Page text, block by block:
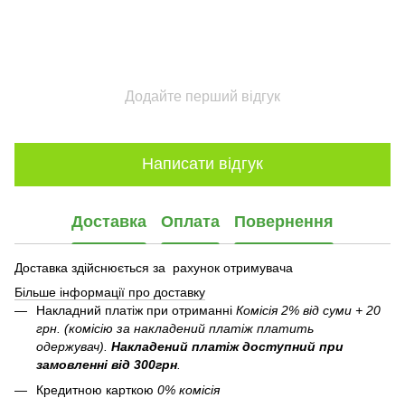
Додайте перший відгук
Написати відгук
Доставка Оплата Повернення
Доставка здійснюється за рахунок отримувача
Більше інформації про доставку
Накладний платіж при отриманні Комісія 2% від суми + 20
грн. (комісію за накладений платіж платить
одержувач). Накладений платіж доступний при
замовленні від 300грн
Кредитною карткою 0% комісія